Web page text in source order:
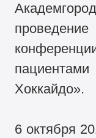
Хоккайдо».
6 октября